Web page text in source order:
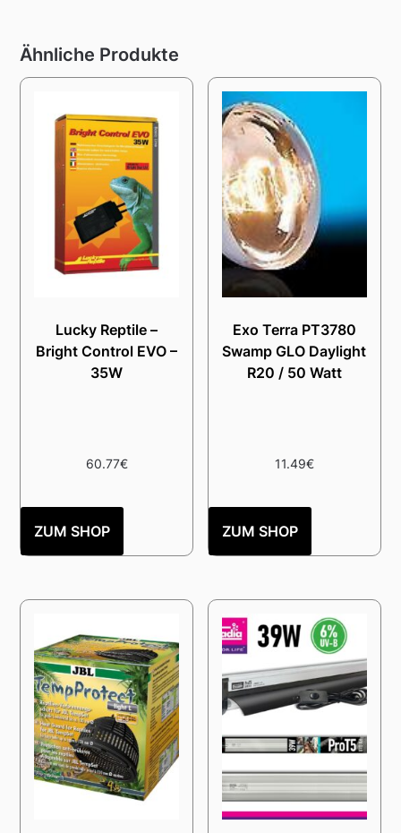
Ähnliche Produkte
Lucky Reptile –
Bright Control EVO –
35W
60.77€
ZUM SHOP
Exo Terra PT3780
Swamp GLO Daylight
R20 / 50 Watt
11.49€
ZUM SHOP